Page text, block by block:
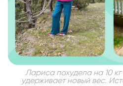
Лариса похудела на 10
удерживает новый вес.